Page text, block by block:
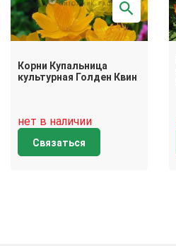
Корни Купальница
культурная Голден Квин
нет в наличии
Связаться